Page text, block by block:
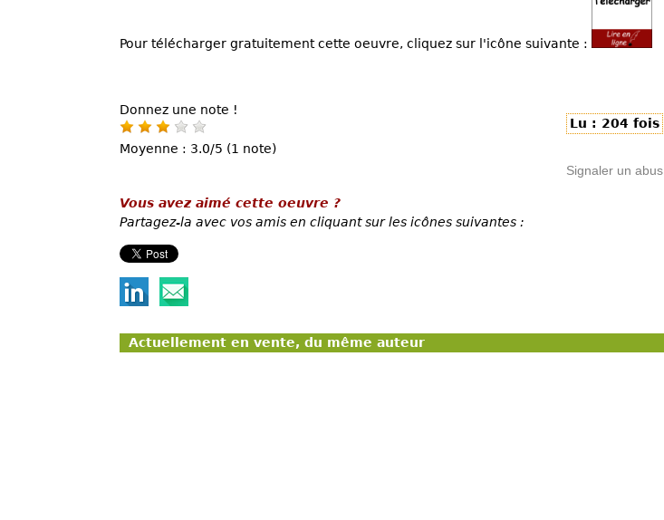
Pour télécharger gratuitement cette oeuvre, cliquez sur l'icône suivante :
Donnez une note !
Moyenne : 3.0/5 (1 note)
Lu : 204 fois
Signaler un abus
Vous avez aimé cette oeuvre ?
Partagez-la avec vos amis en cliquant sur les icônes suivantes :
Actuellement en vente, du même auteur